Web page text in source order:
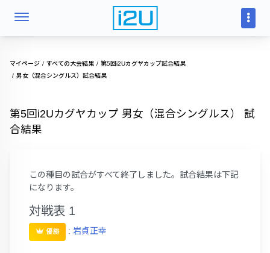
マイページ すべての大会結果
第5回i2Uカグヤカップ試合結果
男女（混合シングルス）試合結果
第5回i2Uカグヤカップ 男女（混合シングルス） 試
合結果
この種目の試合がすべて終了しました。試合結果は下記
になります。
対戦表 1
優勝 : 岩貞正幸